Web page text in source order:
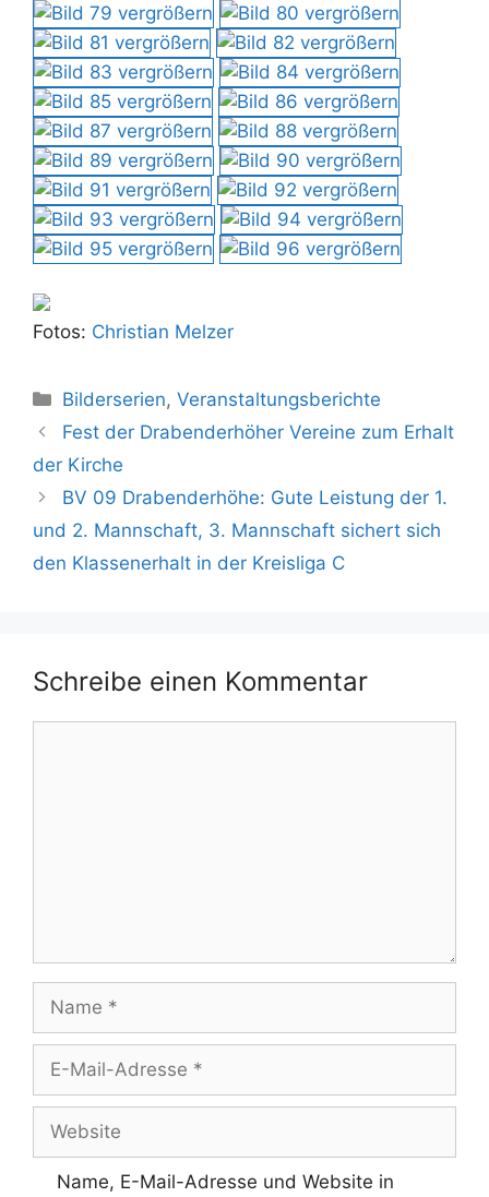
Fotos: Christian Melzer
Kategorien
Bilderserien,Veranstaltungsberichte
Fest der Drabenderhöher Vereine zum Erhalt
der Kirche
BV 09 Drabenderhöhe: Gute Leistung der 1.
und 2. Mannschaft, 3. Mannschaft sichert sich
den Klassenerhalt in der Kreisliga C
Schreibe einen Kommentar
Name
Adresse
Website
Name, E-Mail-Adresse und Website in